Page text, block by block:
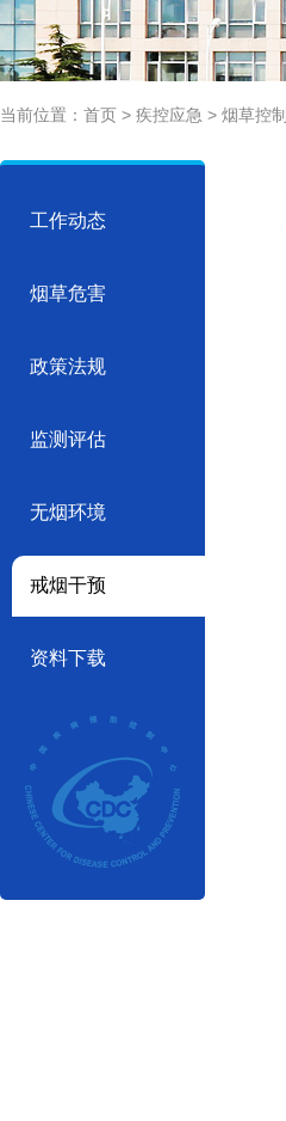
当前位置： 首页 > 疾控应急 > 烟草控制
工作动态
烟草危害
政策法规
监测评估
无烟环境
戒烟干预
资料下载